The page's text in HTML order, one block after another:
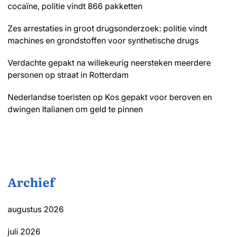
cocaïne, politie vindt 866 pakketten
Zes arrestaties in groot drugsonderzoek: politie vindt
machines en grondstoffen voor synthetische drugs
Verdachte gepakt na willekeurig neersteken meerdere
personen op straat in Rotterdam
Nederlandse toeristen op Kos gepakt voor beroven en
dwingen Italianen om geld te pinnen
Archief
augustus 2026
juli 2026